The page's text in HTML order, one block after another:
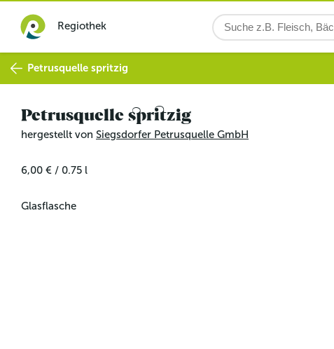
Regiothek
Petrusquelle spritzig
Petrusquelle spritzig
hergestellt von Siegsdorfer Petrusquelle GmbH
6,00 € / 0.75 l
Glasflasche